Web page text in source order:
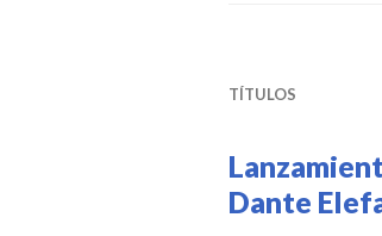
S
O
T
TÍTULOS
Dante